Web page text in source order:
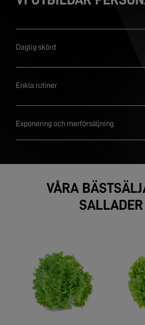
Daglig skörd
Enkla rutiner
Exponering och merförsäljning
VÅRA
SALLADER